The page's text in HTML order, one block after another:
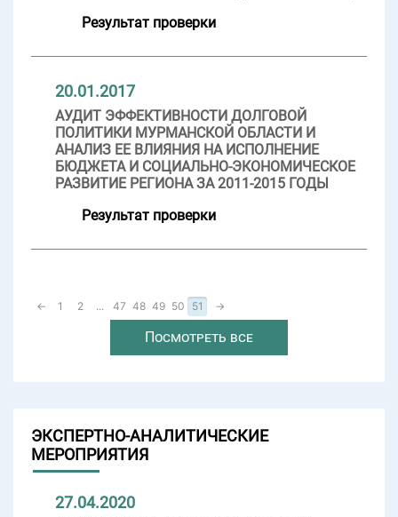
Результат проверки
20.01.2017
АУДИТ ЭФФЕКТИВНОСТИ ДОЛГОВОЙ
ПОЛИТИКИ МУРМАНСКОЙ ОБЛАСТИ И
АНАЛИЗ ЕЕ ВЛИЯНИЯ НА ИСПОЛНЕНИЕ
БЮДЖЕТА И СОЦИАЛЬНО-ЭКОНОМИЧЕСКОЕ
РАЗВИТИЕ РЕГИОНА ЗА 2011-2015 ГОДЫ
Результат проверки
← 1 2 ... 47 48 49 50 51 →
Посмотреть все
ЭКСПЕРТНО-АНАЛИТИЧЕСКИЕ
МЕРОПРИЯТИЯ
27.04.2020